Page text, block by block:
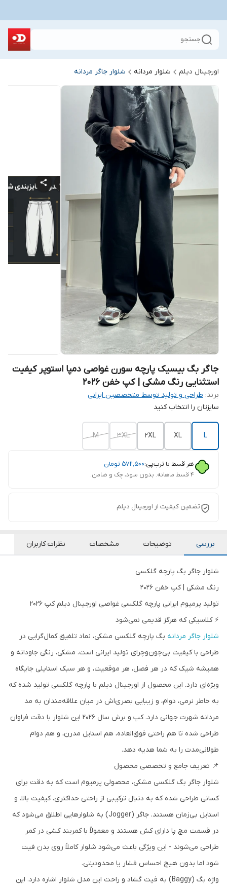
جستجو
اورجینال دیلم شلوار مردانه شلوار جاگر مردانه
جاگر بگ بیسیک پارچه سورن غواصی دمپا استوپر کیفیت
استثنایی رنگ مشکی | کپ خفن 2026
برند: طراحی و تولید توسط متخصصین ایرانی
سایزتان را انتخاب کنید
L
XL
2XL
3XL
M
هر قسط با ترب‌پی:۵۷۲٬۵۰۰ تومان
۴ قسط ماهانه. بدون سود، چک و ضامن.
تضمین کیفیت از اورجینال دیلم
بررسی توضیحات مشخصات نظرات کاربران
شلوار جاگر بگ پارچه گلکسی
رنگ مشکی | کپ خفن 2026
تولید پرمیوم ایرانی پارچه گلکسی غواصی اورجینال دیلم کپ 2026
⚡ کلاسیکی که هرگز قدیمی نمی‌شود
شلوار جاگر مردانه بگ پارچه گلکسی مشکی، نماد تلفیق کمال‌گرایی در
طراحی با کیفیت بی‌چون‌وچرای تولید ایرانی است. مشکی، رنگی جاودانه و
همیشه شیک که در هر فصل، هر موقعیت، و هر سبک استایلی جایگاه
ویژه‌ای دارد. این محصول از اورجینال دیلم با پارچه گلکسی تولید شده که
به خاطر نرمی، دوام، و زیبایی بصری‌اش در میان علاقه‌مندان به مد
مردانه شهرت جهانی دارد. کپ و برش سال 2026 این شلوار با دقت فراوان
طراحی شده تا هم راحتی فوق‌العاده، هم استایل مدرن، و هم دوام
طولانی‌مدت را به شما هدیه دهد.
📌 تعریف جامع و تخصصی محصول
شلوار جاگر بگ گلکسی مشکی، محصولی پرمیوم است که به دقت برای
کسانی طراحی شده که به دنبال ترکیبی از راحتی حداکثری، کیفیت بالا، و
استایل بی‌زمان هستند. جاگر (Jogger)
به شلوارهایی اطلاق می‌شود که
در قسمت مچ پا دارای کش هستند و معمولاً با کمربند کشی در کمر
طراحی می‌شوند - این ویژگی باعث می‌شود شلوار کاملاً روی بدن فیت
شود اما بدون هیچ احساس فشار یا محدودیتی.
واژه بگ (Baggy)
به فیت گشاد و راحت این مدل شلوار اشاره دارد. این